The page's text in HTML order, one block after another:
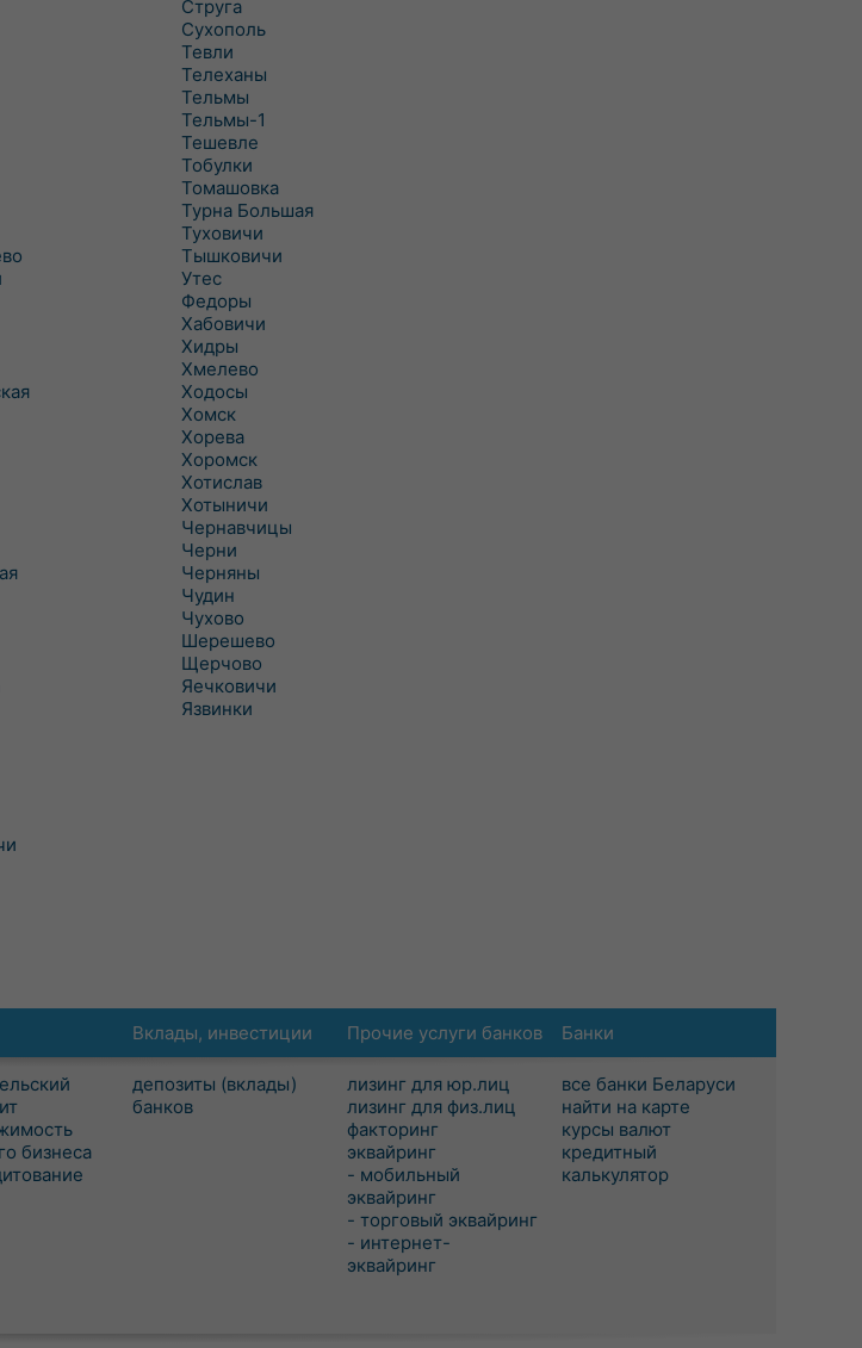
Струга
Сухополь
Тевли
Телеханы
Тельмы
Тельмы-1
Тешевле
Тобулки
Томашовка
Турна Большая
Туховичи
Тышковичи
Утес
Федоры
Хабовичи
Хидры
Хмелево
Ходосы
Хомск
Хорева
Хоромск
Хотислав
Хотыничи
Чернавчицы
Черни
Черняны
Чудин
Чухово
Шерешево
Щерчово
Яечковичи
Язвинки
бизнеса
Вклады, инвестиции
депозиты (вклады)
банков
Прочие услуги банков
лизинг для юр.лиц
лизинг для физ.лиц
факторинг
эквайринг
- мобильный
эквайринг
- торговый эквайринг
- интернет-
эквайринг
Банки
все банки Беларуси
найти на карте
курсы валют
кредитный
калькулятор